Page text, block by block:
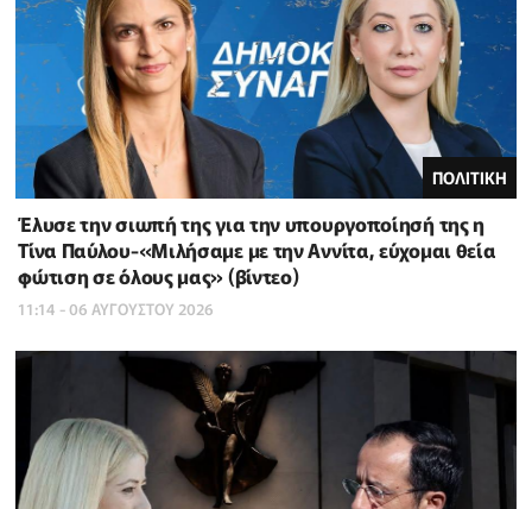
ΠΟΛΙΤΙΚΗ
Έλυσε την σιωπή της για την υπουργοποίησή της η
Τίνα Παύλου-«Μιλήσαμε με την Αννίτα, εύχομαι θεία
φώτιση σε όλους μας» (βίντεο)
11:14 - 06 ΑΥΓΟΥΣΤΟΥ 2026